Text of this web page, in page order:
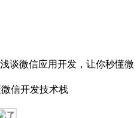
浅谈微信应用开发，让你秒懂微
信开发技术栈